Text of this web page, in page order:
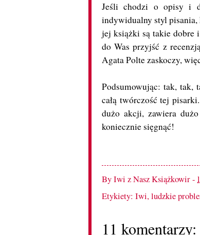
Jeśli chodzi o opisy i
indywidualny styl pisania,
jej książki są takie dobre
do Was przyjść z
Agata Polte zaskoczy,
Podsumowując: tak,
całą twórczość tej
dużo akcji, zawiera
koniecznie sięgnąć!
ByIwi z Nasz Książkowir-
Etykiety: Iwi,ludzkie
11 komentarzy: